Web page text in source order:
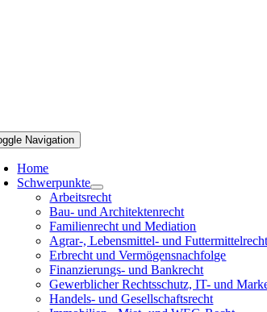
Navigation
Home
Schwerpunkte
Arbeitsrecht
Bau- und Architektenrecht
Familienrecht und Mediation
Agrar-, Lebensmittel- und Futtermittelrecht
Erbrecht und Vermögensnachfolge
Finanzierungs- und Bankrecht
Gewerblicher Rechtsschutz, IT- und
Handels- und Gesellschaftsrecht